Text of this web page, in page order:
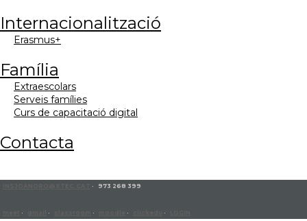
internacionalització
erasmus+
família
extraescolars
serveis famílies
curs de capacitació digital
contacta
· 973 268 399
· · · · ·